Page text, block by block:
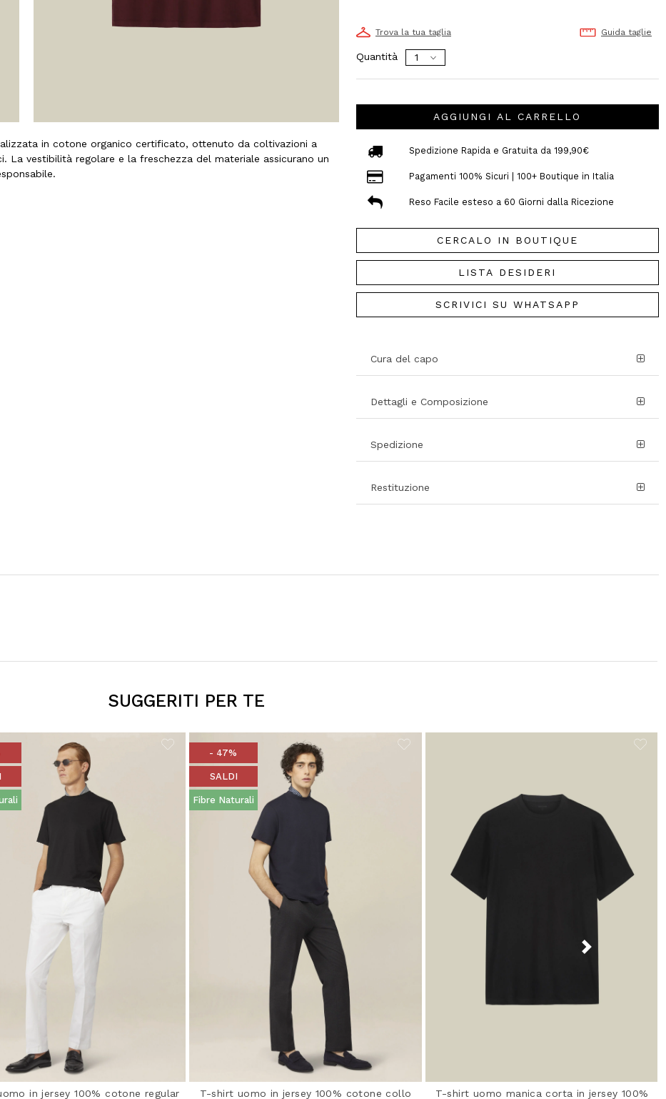
in cotone organico certificato, ottenuto da coltivazioni a
vestibilità regolare e la freschezza del materiale assicurano un
Trova la tua taglia Guida taglie
Quantità
AGGIUNGI AL CARRELLO
Spedizione Rapida e Gratuita da 199,90€
Pagamenti 100% Sicuri | 100+ Boutique in Italia
Reso Facile esteso a 60 Giorni dalla Ricezione
CERCALO IN BOUTIQUE
LISTA DESIDERI
SCRIVICI SU WHATSAPP
Cura del capo
Dettagli e Composizione
Spedizione
Restituzione
SUGGERITI PER TE
in jersey 100% cotone regular
- 47%
SALDI
Fibre Naturali
T-shirt uomo in jersey 100% cotone collo
T-shirt uomo manica corta in jersey 100%